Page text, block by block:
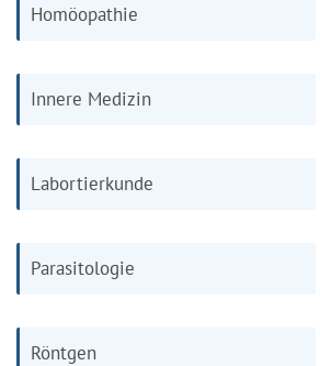
Homöopathie
Innere Medizin
Labortierkunde
Parasitologie
Röntgen